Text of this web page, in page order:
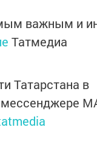
важным и
Татмедиа
Татарстана в